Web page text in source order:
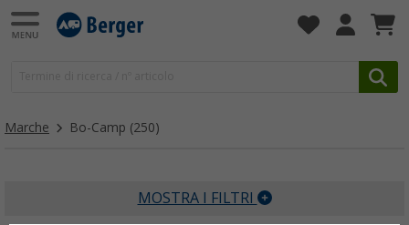
Marche Bo-Camp (250)
MOSTRA I FILTRI